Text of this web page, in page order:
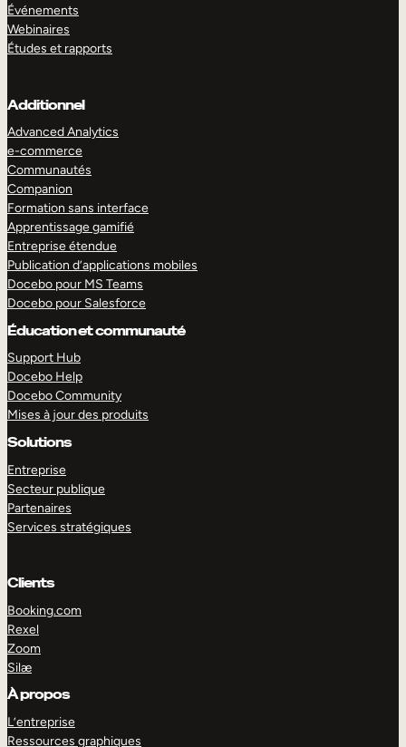
Événements
Webinaires
Études et rapports
Additionnel
Advanced Analytics
e-commerce
Communautés
Companion
Formation sans interface
Apprentissage gamifié
Entreprise étendue
Publication d’applications mobiles
Docebo pour MS Teams
Docebo pour Salesforce
Éducation et communauté
Support Hub
Docebo Help
Docebo Community
Mises à jour des produits
Solutions
Entreprise
Secteur publique
Partenaires
Services stratégiques
Clients
Booking.com
Rexel
Zoom
Silæ
À propos
L’entreprise
Ressources graphiques